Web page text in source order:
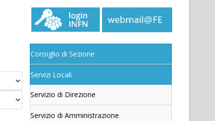
Consiglio di Sezione
Servizi Locali
Servizio di Direzione
Servizio di Amministrazione